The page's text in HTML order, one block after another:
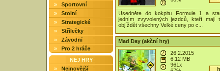
» Sportovní
» Stolní
» Strategické
» Střílečky
» Závodní
» Pro 2 hráče
NEJ HRY
» Nejnovější
Usedněte do kokpitu Formule 1 a
jedním zvyvolených jezdců, kteří mají
objíždět všechny Velké ceny po c...
Mad Day (akční hry)
26.2.2015
6.12 MB
961x